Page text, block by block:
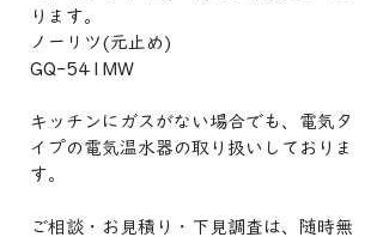
ります。
ノーリツ(元止め)
GQ-541MW
キッチンにガスがない場合でも、電気タ
イプの電気温水器の取り扱いしておりま
す。
ご相談・お見積り・下見調査は、随時無